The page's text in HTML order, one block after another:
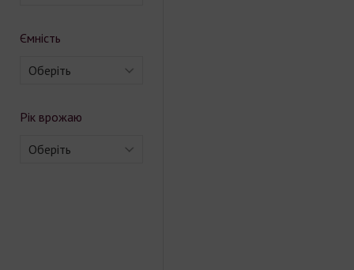
Ємність
Оберіть
Рік врожаю
Оберіть